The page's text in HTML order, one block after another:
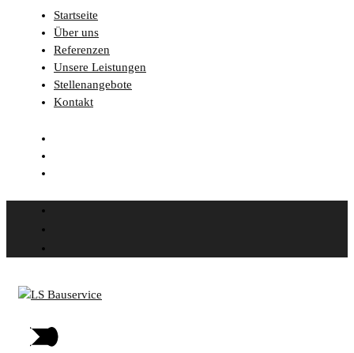
Startseite
Über uns
Referenzen
Unsere Leistungen
Stellenangebote
Kontakt